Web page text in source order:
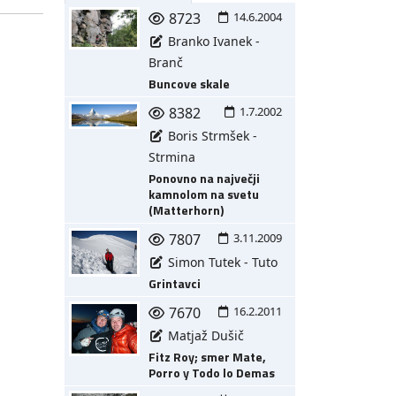
8723 14.6.2004
Branko Ivanek -
Branč
Buncove skale
8382 1.7.2002
Boris Strmšek -
Strmina
Ponovno na največji
kamnolom na svetu
(Matterhorn)
7807 3.11.2009
Simon Tutek - Tuto
Grintavci
7670 16.2.2011
Matjaž Dušič
Fitz Roy; smer Mate,
Porro y Todo lo Demas